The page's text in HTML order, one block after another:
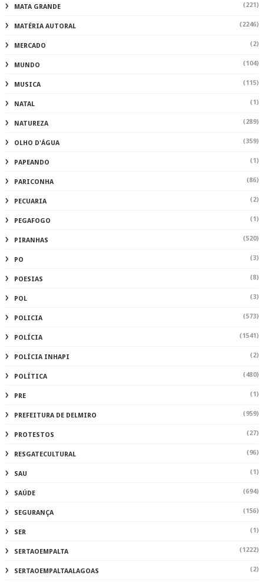
MATA GRANDE (221)
MATÉRIA AUTORAL (2246)
MERCADO (2)
MUNDO (104)
MUSICA (115)
NATAL (1)
NATUREZA (289)
OLHO D'ÁGUA (359)
PAPEANDO (1)
PARICONHA (86)
PECUARIA (2)
PEGAFOGO (1)
PIRANHAS (520)
PO (3)
POESIAS (8)
POL (3)
POLICIA (573)
POLÍCIA (1541)
POLÍCIA INHAPI (2)
POLÍTICA (480)
PRE (1)
PREFEITURA DE DELMIRO (959)
PROTESTOS (27)
RESGATECULTURAL (96)
SAU (1)
SAÚDE (694)
SEGURANÇA (156)
SER (1)
SERTAOEMPALTA (1222)
SERTAOEMPALTAALAGOAS (2)